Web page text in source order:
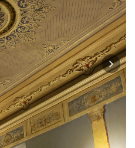
FR
DE
IT
ES
RU